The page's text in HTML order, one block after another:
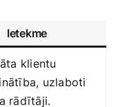
Ietekme
klientu
uzlaboti
rādītāji.